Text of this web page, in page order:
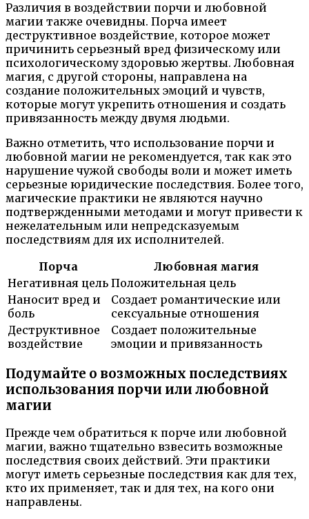
Различия в воздействии порчи и любовной
магии также очевидны. Порча имеет
деструктивное воздействие, которое может
причинить серьезный вред физическому или
психологическому здоровью жертвы. Любовная
магия, с другой стороны, направлена на
создание положительных эмоций и чувств,
которые могут укрепить отношения и создать
привязанность между двумя людьми.
Важно отметить, что использование порчи и
любовной магии не рекомендуется, так как это
нарушение чужой свободы воли и может иметь
серьезные юридические последствия. Более того,
магические практики не являются научно
подтвержденными методами и могут привести к
нежелательным или непредсказуемым
последствиям для их исполнителей.
Порча
Любовная магия
Негативная цель Положительная цель
Наносит вред и
боль
Создает романтические или
сексуальные отношения
Деструктивное
воздействие
Создает положительные
эмоции и привязанность
Подумайте о возможных последствиях
использования порчи или любовной
магии
Прежде чем обратиться к порче или любовной
магии, важно тщательно взвесить возможные
последствия своих действий. Эти практики
могут иметь серьезные последствия как для тех,
кто их применяет, так и для тех, на кого они
направлены.